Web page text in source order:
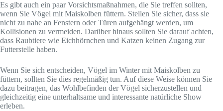
Es gibt auch ein paar Vorsichtsmaßnahmen, die Sie treffen sollten,
wenn Sie Vögel mit Maiskolben füttern. Stellen Sie sicher, dass sie
nicht zu nahe an Fenstern oder Türen aufgehängt werden, um
Kollisionen zu vermeiden. Darüber hinaus sollten Sie darauf achten,
dass Raubtiere wie Eichhörnchen und Katzen keinen Zugang zur
Futterstelle haben.
Wenn Sie sich entscheiden, Vögel im Winter mit Maiskolben zu
füttern, sollten Sie dies regelmäßig tun. Auf diese Weise können Sie
dazu beitragen, das Wohlbefinden der Vögel sicherzustellen und
gleichzeitig eine unterhaltsame und interessante natürliche Show
erleben.